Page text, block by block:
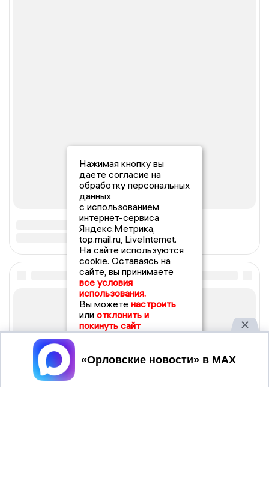
Нажимая кнопку вы
даете согласие на
обработку персональных
данных
с использованием
интернет-сервиса
Яндекс.Метрика,
top.mail.ru, LiveInternet.
На сайте используются
cookie. Оставаясь на
сайте, вы принимаете
все условия
использования.
Вы можете настроить
или отклонить и
покинуть сайт
Принять